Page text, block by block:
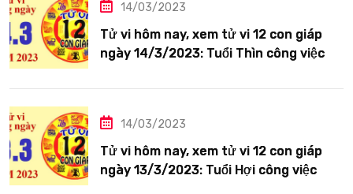
14/03/2023
Tử vi hôm nay, xem tử vi 12 con giáp
ngày 14/3/2023: Tuổi Thìn công việc
14/03/2023
Tử vi hôm nay, xem tử vi 12 con giáp
ngày 13/3/2023: Tuổi Hợi công việc